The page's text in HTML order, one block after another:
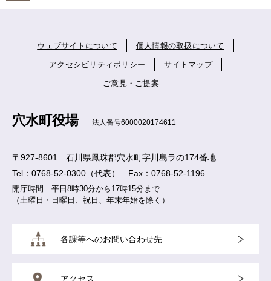
ウェブサイトについて 個人情報の取扱について
アクセシビリティポリシー サイトマップ
ご意見・ご提案
穴水町役場 法人番号6000020174611
〒927-8601 石川県鳳珠郡穴水町字川島ラの174番地
Tel：0768-52-0300（代表） Fax：0768-52-1196
開庁時間 平日8時30分から17時15分まで
（土曜日・日曜日、祝日、年末年始を除く）
各課等へのお問い合わせ先
アクセス